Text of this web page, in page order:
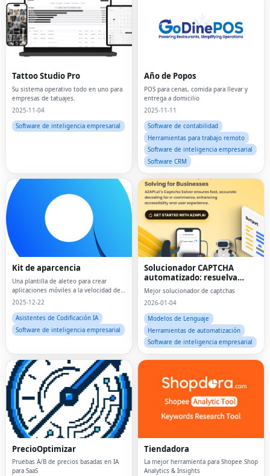
Tattoo Studio Pro
Su sistema operativo todo en uno para
empresas de tatuajes.
2025-11-04
Software de inteligencia empresarial
Año de Popos
POS para cenas, comida para llevar y
entrega a domicilio
2025-11-11
Software de contabilidad
Herramientas para trabajo remoto
Software de inteligencia empresarial
Software CRM
Kit de aparcencia
Una plantilla de aleteo para crear
aplicaciones móviles a la velocidad de
la luz
2025-12-22
Asistentes de Codificación IA
Software de inteligencia empresarial
Solucionador CAPTCHA
automatizado: resuelva
desafíos sin esfuerzo manual
Mejor solucionador de captchas
2026-01-04
Modelos de Lenguaje
Herramientas de automatización
Software de inteligencia empresarial
PrecioOptimizar
Pruebas A/B de precios basadas en IA
para SaaS
Tiendadora
La mejor herramienta para Shopee Shop
Analytics & Insights